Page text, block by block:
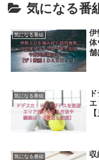
気になる番
気になる番組
伊
体
舗
気になる番組
エ
気になる番組
収